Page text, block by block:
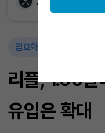
암호화폐
리플, 1.50
유입은 확대